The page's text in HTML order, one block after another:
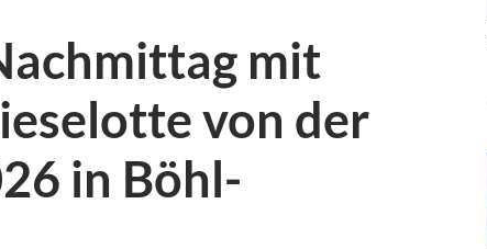
mit
von der
in Böhl-